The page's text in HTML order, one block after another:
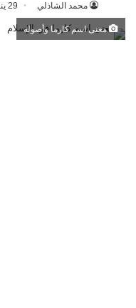
محمد الشاذلي 29 يناير، 2022
معنى اسم كارما وأصوله